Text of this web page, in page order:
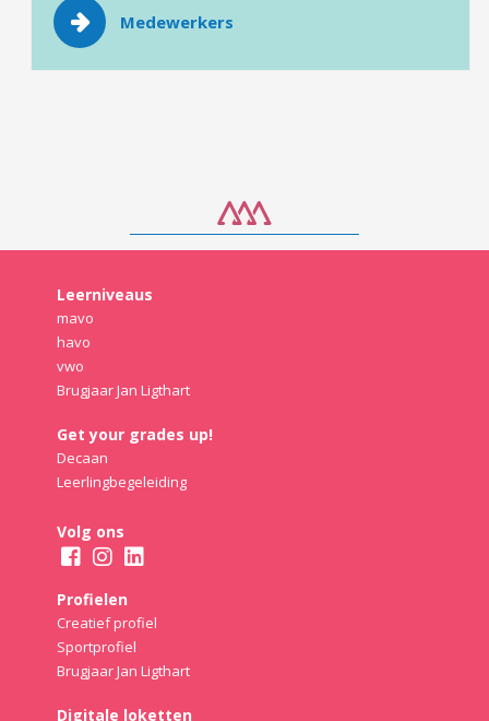
Medewerkers
Leerniveaus
mavo
havo
vwo
Brugjaar Jan Ligthart
Get your grades up!
Decaan
Leerlingbegeleiding
Volg ons
Profielen
Creatief profiel
Sportprofiel
Brugjaar Jan Ligthart
Digitale loketten